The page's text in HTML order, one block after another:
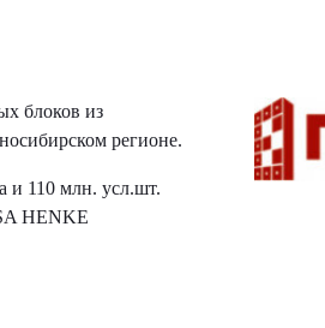
блоков из
регионе.
и 110 млн. усл.шт.
HENKE